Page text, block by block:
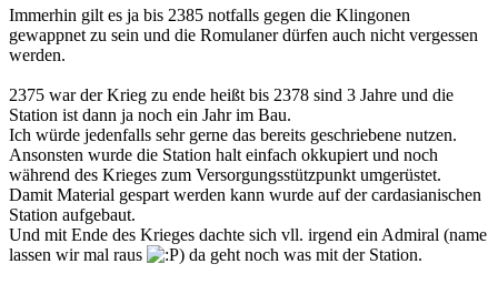
Immerhin gilt es ja bis 2385 notfalls gegen die Klingonen
gewappnet zu sein und die Romulaner dürfen auch nicht vergessen
werden.
2375 war der Krieg zu ende heißt bis 2378 sind 3 Jahre und die
Station ist dann ja noch ein Jahr im Bau.
Ich würde jedenfalls sehr gerne das bereits geschriebene nutzen.
Ansonsten wurde die Station halt einfach okkupiert und noch
während des Krieges zum Versorgungsstützpunkt umgerüstet.
Damit Material gespart werden kann wurde auf der cardasianischen
Station aufgebaut.
Und mit Ende des Krieges dachte sich vll. irgend ein Admiral (name
lassen wir mal raus
) da geht noch was mit der Station.